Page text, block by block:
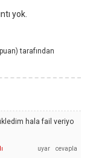
yok.
puan) tarafından
hala fail veriyo